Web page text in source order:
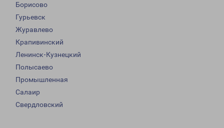
Борисово
Гурьевск
Журавлево
Крапивинский
Ленинск-Кузнецкий
Полысаево
Промышленная
Салаир
Свердловский